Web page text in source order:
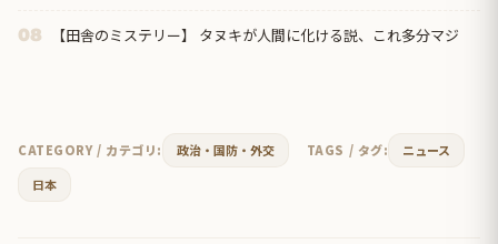
08 【田舎のミステリー】 タヌキが人間に化ける説、これ多分マジ
CATEGORY / カテゴリ: 政治・国防・外交 TAGS / タグ:
ニュース
日本